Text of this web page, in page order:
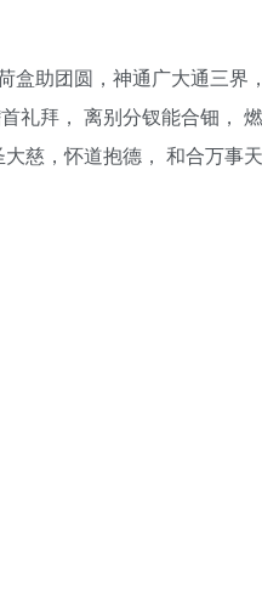
助团圆，神通广大通三界，
礼拜， 离别分钗能合钿， 燃
慈，怀道抱德， 和合万事天